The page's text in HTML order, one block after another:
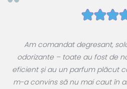
Am comandat degresant,
odorizante – toate au fost de
eficient și au un parfum plăcut
m-a convins să nu mai caut în